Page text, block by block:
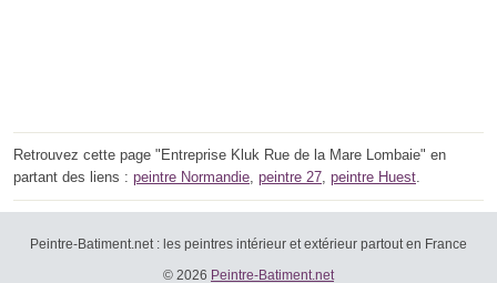
Retrouvez cette page "Entreprise Kluk Rue de la Mare Lombaie" en
partant des liens : peintre Normandie, peintre 27, peintre Huest.
Peintre-Batiment.net : les peintres intérieur et extérieur partout en France
© 2026 Peintre-Batiment.net